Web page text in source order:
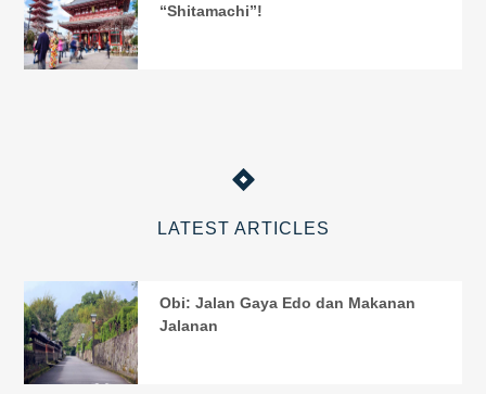
LATEST ARTICLES
Obi: Jalan Gaya Edo dan Makanan
Jalanan
“Shitamachi”!